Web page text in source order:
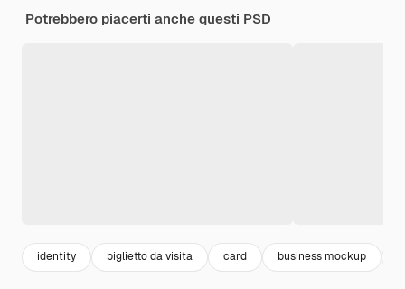
Potrebbero piacerti anche questi PSD
identity biglietto da visita card business mockup